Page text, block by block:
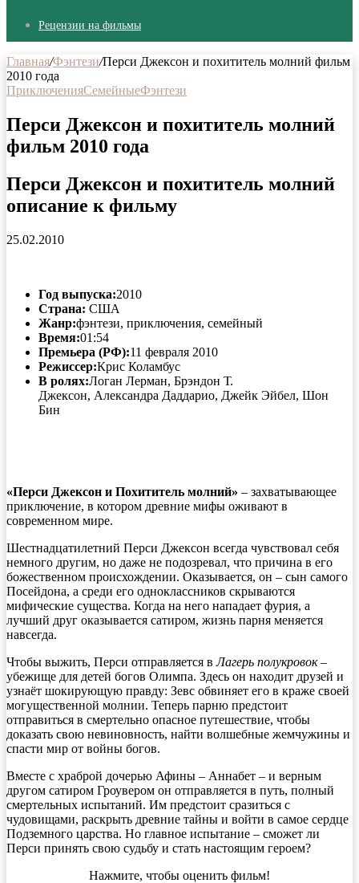
Рецензии на фильмы
Главная/Фэнтези/Перси Джексон и похититель молний фильм
2010 года
ПриключенияСемейныеФэнтези
Перси Джексон и похититель молний
фильм 2010 года
Перси Джексон и похититель молний
описание к фильму
25.02.2010
Год выпуска:2010
Страна: США
Жанр:фэнтези, приключения, семейный
Время:01:54
Премьера (РФ):11 февраля 2010
Режиссер:Крис Коламбус
В ролях:Логан Лерман, Брэндон Т.
Джексон, Александра Даддарио, Джейк Эйбел, Шон
Бин
«Перси Джексон и Похититель молний» – захватывающее
приключение, в котором древние мифы оживают в
современном мире.
Шестнадцатилетний Перси Джексон всегда чувствовал себя
немного другим, но даже не подозревал, что причина в его
божественном происхождении. Оказывается, он – сын самого
Посейдона, а среди его одноклассников скрываются
мифические существа. Когда на него нападает фурия, а
лучший друг оказывается сатиром, жизнь парня меняется
навсегда.
Чтобы выжить, Перси отправляется вЛагерь полукровок–
убежище для детей богов Олимпа. Здесь он находит друзей и
узнаёт шокирующую правду: Зевс обвиняет его в краже своей
могущественной молнии. Теперь парню предстоит
отправиться в смертельно опасное путешествие, чтобы
доказать свою невиновность, найти волшебные жемчужины и
спасти мир от войны богов.
Вместе с храброй дочерью Афины – Аннабет – и верным
другом сатиром Гроувером он отправляется в путь, полный
смертельных испытаний. Им предстоит сразиться с
чудовищами, раскрыть древние тайны и войти в самое сердце
Подземного царства. Но главное испытание – сможет ли
Перси принять свою судьбу и стать настоящим героем?
Нажмите, чтобы оценить фильм!